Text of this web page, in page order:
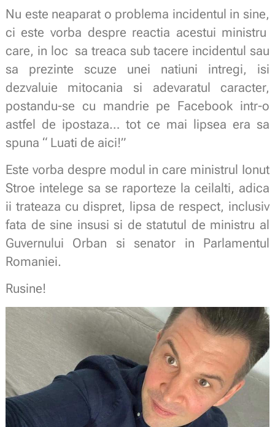
Nu este neaparat o problema incidentul in sine,
ci este vorba despre reactia acestui ministru
care, in loc sa treaca sub tacere incidentul sau
sa prezinte scuze unei natiuni intregi, isi
dezvaluie mitocania si adevaratul caracter,
postandu-se cu mandrie pe Facebook intr-o
astfel de ipostaza… tot ce mai lipsea era sa
spuna “ Luati de aici!”
Este vorba despre modul in care ministrul Ionut
Stroe intelege sa se raporteze la ceilalti, adica
ii trateaza cu dispret, lipsa de respect, inclusiv
fata de sine insusi si de statutul de ministru al
Guvernului Orban si senator in Parlamentul
Romaniei.
Rusine!